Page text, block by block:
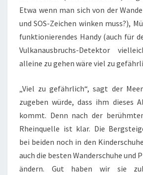
Etwa wenn man sich von der
und SOS-Zeichen winken muss?),
funktionierendes Handy (auch für
Vulkanausbruchs-Detektor
alleine zu gehen wäre viel zu
„Viel zu gefährlich“, sagt der
zugeben würde, dass ihm dieses
kommt. Denn nach der
Rheinquelle ist klar. Die
bei beiden noch in den
auch die besten Wanderschuhe und
ändern. Gut haben wir sie